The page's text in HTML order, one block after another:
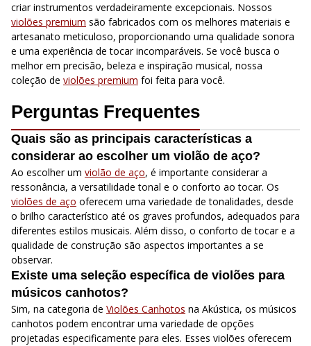
criar instrumentos verdadeiramente excepcionais. Nossos
violões premium são fabricados com os melhores materiais e
artesanato meticuloso, proporcionando uma qualidade sonora
e uma experiência de tocar incomparáveis. Se você busca o
melhor em precisão, beleza e inspiração musical, nossa
coleção de violões premium foi feita para você.
Perguntas Frequentes
Quais são as principais características a
considerar ao escolher um violão de aço?
Ao escolher um violão de aço, é importante considerar a
ressonância, a versatilidade tonal e o conforto ao tocar. Os
violões de aço oferecem uma variedade de tonalidades, desde
o brilho característico até os graves profundos, adequados para
diferentes estilos musicais. Além disso, o conforto de tocar e a
qualidade de construção são aspectos importantes a se
observar.
Existe uma seleção específica de violões para
músicos canhotos?
Sim, na categoria de Violões Canhotos na Akústica, os músicos
canhotos podem encontrar uma variedade de opções
projetadas especificamente para eles. Esses violões oferecem